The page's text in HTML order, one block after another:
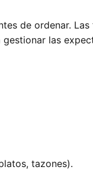
de ordenar.
las
tazones).